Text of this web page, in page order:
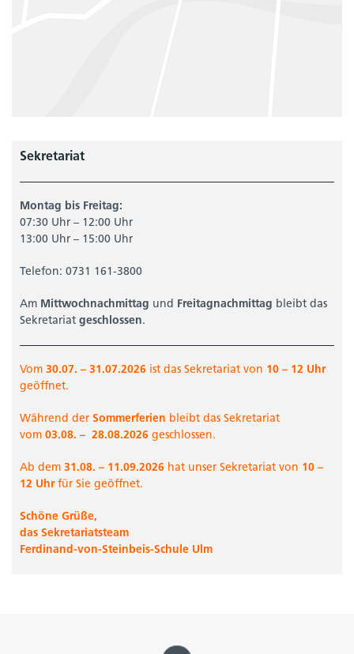
Sekretariat
Montag bis Freitag:
07:30 Uhr – 12:00 Uhr
13:00 Uhr – 15:00 Uhr
Telefon: 0731 161-3800
Am Mittwochnachmittag und Freitagnachmittag bleibt das
Sekretariat geschlossen.
Vom 30.07. – 31.07.2026 ist das Sekretariat von 10 – 12 Uhr
geöffnet.
Während der Sommerferien bleibt das Sekretariat
vom 03.08. – 28.08.2026 geschlossen.
Ab dem 31.08. – 11.09.2026 hat unser Sekretariat von 10 –
12 Uhrfür Sie geöffnet.
Schöne Grüße,
das Sekretariatsteam
Ferdinand-von-Steinbeis-Schule Ulm